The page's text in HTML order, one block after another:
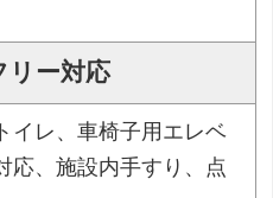
リー対応
イレ、車椅子用エレベ
応、施設内手すり、点